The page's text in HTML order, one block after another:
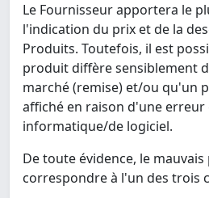
Le Fournisseur apportera le
l'indication du prix et de la
Produits. Toutefois, il est
produit diffère sensiblement
marché (remise) et/ou qu'un
affiché en raison d'une erreur
informatique/de logiciel.
De toute évidence, le
correspondre à l'un des trois